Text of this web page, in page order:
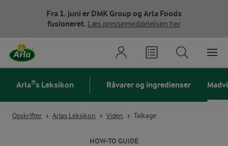
Fra 1. juni er DMK Group og Arla Foods
fusioneret. Læs pressemeddelelsen her
Arla®s Leksikon Råvarer og ingredienser
Opskrifter Arlas Leksikon Viden Talkage
HOW-TO GUIDE